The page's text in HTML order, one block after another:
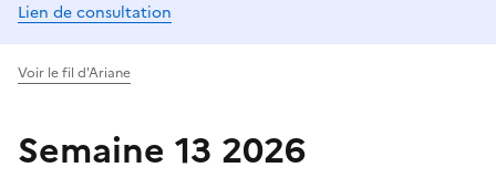
Lien de consultation
Voir le fil d'Ariane
Semaine 13 2026